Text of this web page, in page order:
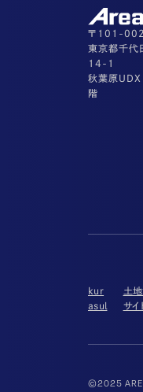
〒101-
東京都千代
14-1
秋葉原UDX
階
kur
asul
土
サイ
©2025